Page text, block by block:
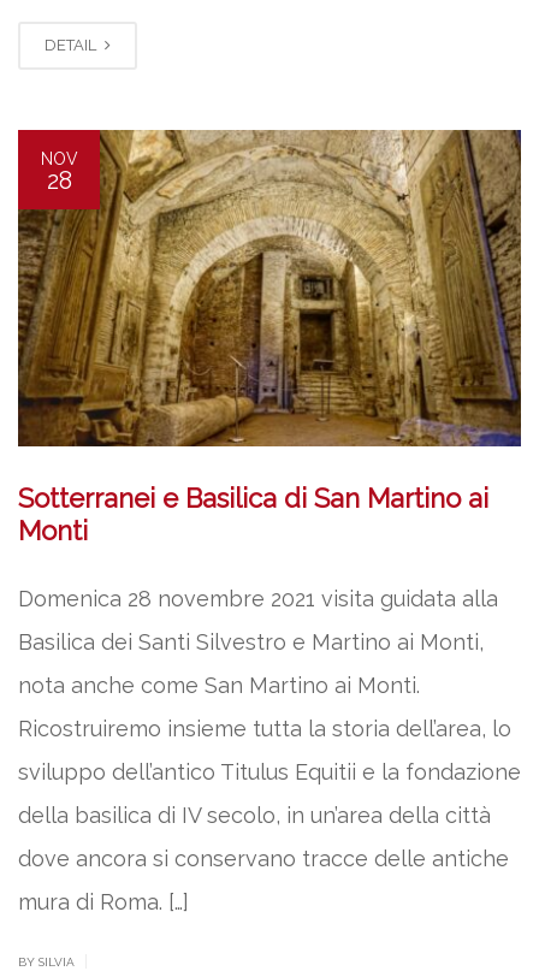
DETAIL
NOV
28
Sotterranei e Basilica di San Martino ai
Monti
Domenica 28 novembre 2021 visita guidata alla
Basilica dei Santi Silvestro e Martino ai Monti,
nota anche come San Martino ai Monti.
Ricostruiremo insieme tutta la storia dell’area, lo
sviluppo dell’antico Titulus Equitii e la fondazione
della basilica di IV secolo, in un’area della città
dove ancora si conservano tracce delle antiche
mura di Roma. […]
BY SILVIA